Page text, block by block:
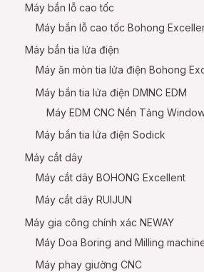
Máy bắn lỗ cao tốc
Máy bắn lỗ cao tốc Bohong
Máy bắn tia lửa điện
Máy ăn mòn tia lửa điện Bohong
Máy bắn tia lửa điện DMNC EDM
Máy EDM CNC Nền Tảng
Máy bắn tia lửa điện Sodick
Máy cắt dây
Máy cắt dây BOHONG Excellent
Máy cắt dây RUIJUN
Máy gia công chính xác NEWAY
Máy Doa Boring and Milling
Máy phay giường CNC